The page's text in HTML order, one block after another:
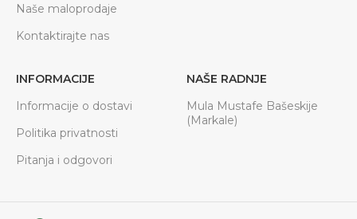
Naše maloprodaje
Kontaktirajte nas
INFORMACIJE
Informacije o dostavi
Politika privatnosti
Pitanja i odgovori
NAŠE RADNJE
Mula Mustafe Bašeskije
(Markale)